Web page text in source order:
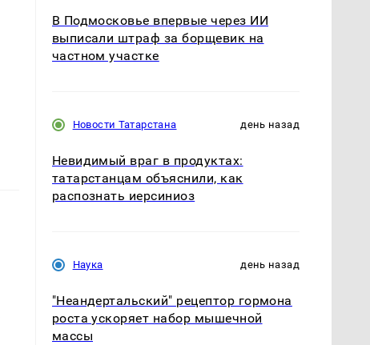
В Подмосковье впервые через ИИ
выписали штраф за борщевик на
частном участке
Новости Татарстана день назад
Невидимый враг в продуктах:
татарстанцам объяснили, как
распознать иерсиниоз
Наука день назад
"Неандертальский" рецептор гормона
роста ускоряет набор мышечной
массы